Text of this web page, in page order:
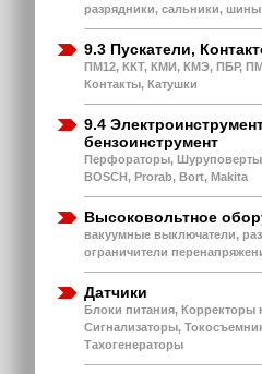
разрядники, сальники, шины
9.3 Пускатели,
ПМ12, ККТ, КМИ, КМЭ, ПБР,
Контакты, Катушки
9.4
бензоинструмент
Перфораторы,
BOSCH, Prorab, Bort, Makita
Высоковольтное
вакуумные выключатели,
ограничители
Датчики
Блоки питания, Корректоры
Сигнализаторы,
Тахогенераторы